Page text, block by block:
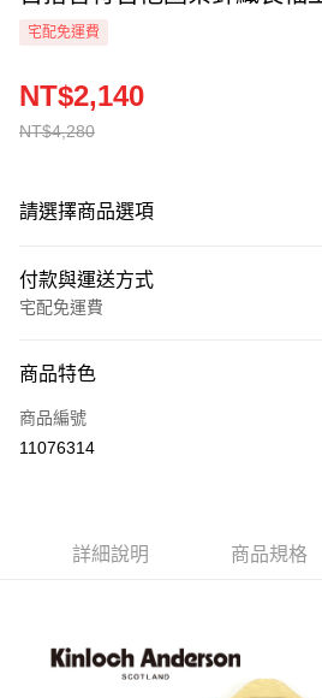
宅配免運費
NT$4,280
NT$2,140
請選擇商品選項
付款與運送方式
宅配免運費
信用卡一次付款
LINE Pay
運送方式
商品特色
商品編號
11076314
詳細說明 商品規格